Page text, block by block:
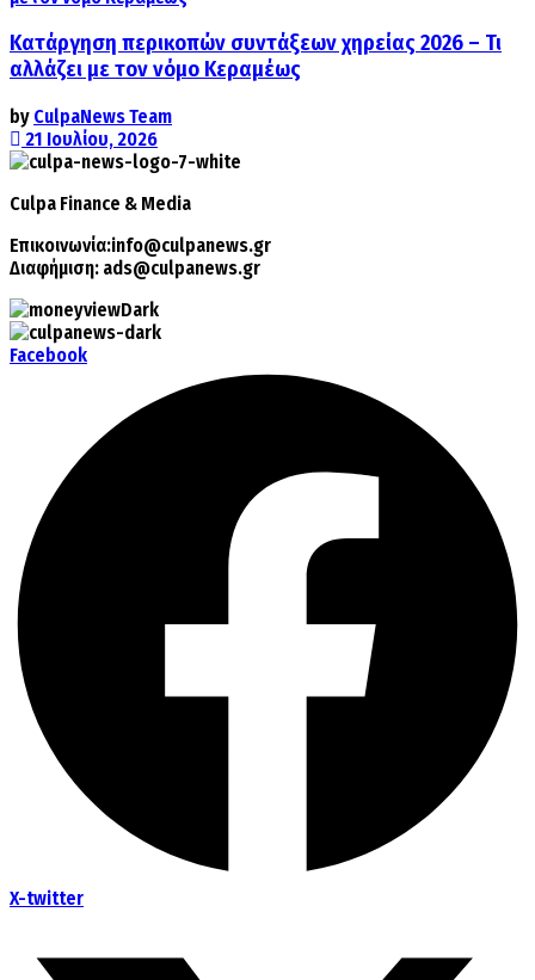
Κατάργηση περικοπών συντάξεων χηρείας 2026 – Τι
αλλάζει με τον νόμο Κεραμέως
by CulpaNews Team
21 Ιουλίου, 2026
Culpa Finance & Media
Επικοινωνία:info@culpanews.gr
Διαφήμιση: ads@culpanews.gr
Facebook
X-twitter